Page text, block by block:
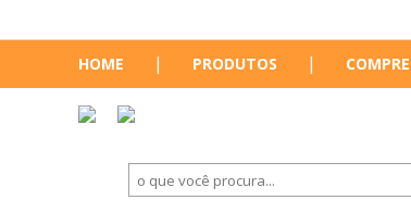
HOME | PRODUTOS |